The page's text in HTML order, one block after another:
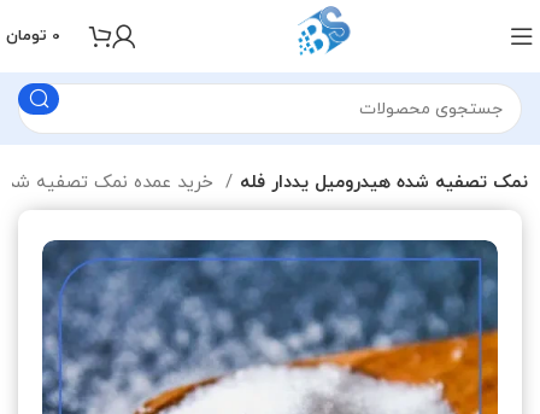
0 تومان
نمک تصفیه شده هیدرومیل یددار فله